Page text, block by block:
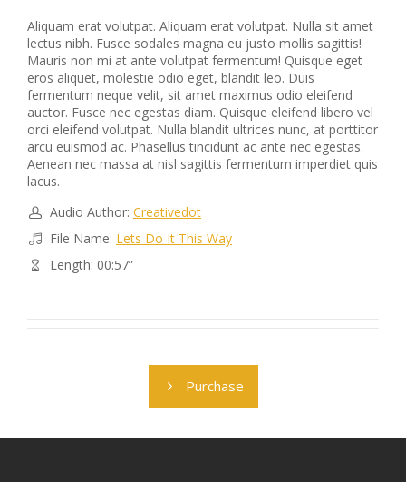
Aliquam erat volutpat. Aliquam erat volutpat. Nulla sit amet
lectus nibh. Fusce sodales magna eu justo mollis sagittis!
Mauris non mi at ante volutpat fermentum! Quisque eget
eros aliquet, molestie odio eget, blandit leo. Duis
fermentum neque velit, sit amet maximus odio eleifend
auctor. Fusce nec egestas diam. Quisque eleifend libero vel
orci eleifend volutpat. Nulla blandit ultrices nunc, at porttitor
arcu euismod ac. Phasellus tincidunt ac ante nec egestas.
Aenean nec massa at nisl sagittis fermentum imperdiet quis
lacus.
Audio Author: Creativedot
File Name: Lets Do It This Way
Length: 00:57”
Purchase